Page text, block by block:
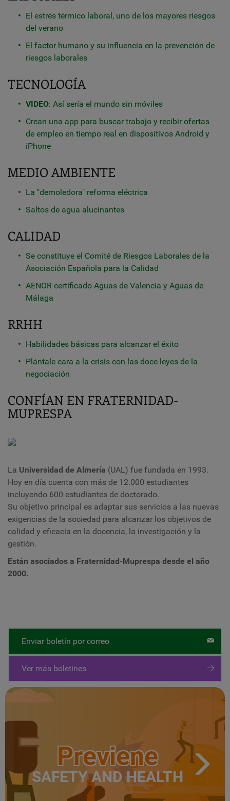
El estrés térmico laboral, uno de los mayores riesgos
del verano
El factor humano y su influencia en la prevención de
riesgos laborales
TECNOLOGÍA
VIDEO: Así sería el mundo sin móviles
Crean una app para buscar trabajo y recibir ofertas
de empleo en tiempo real en dispositivos Android y
iPhone
MEDIO AMBIENTE
La "demoledora" reforma eléctrica
Saltos de agua alucinantes
CALIDAD
Se constituye el Comité de Riesgos Laborales de la
Asociación Española para la Calidad
AENOR certificado Aguas de Valencia y Aguas de
Málaga
RRHH
Habilidades básicas para alcanzar el éxito
Plántale cara a la crisis con las doce leyes de la
negociación
CONFÍAN EN FRATERNIDAD-
MUPRESPA
La Universidad de Almería (UAL) fue fundada en 1993.
Hoy en día cuenta con más de 12.000 estudiantes
incluyendo 600 estudiantes de doctorado.
Su objetivo principal es adaptar sus servicios a las nuevas
exigencias de la sociedad para alcanzar los objetivos de
calidad y eficacia en la docencia, la investigación y la
gestión.
Están asociados a Fraternidad-Muprespa desde el año
2000.
Enviar boletín por correo
Ver más boletines
Previene
SAFETY AND HEALTH